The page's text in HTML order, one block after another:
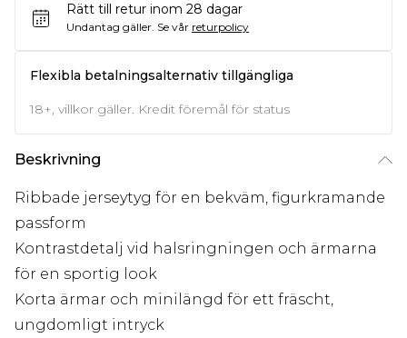
Rätt till retur inom 28 dagar
Undantag gäller. Se vår returpolicy
Flexibla betalningsalternativ tillgängliga
18+, villkor gäller. Kredit föremål för status
Beskrivning
Ribbade jerseytyg för en bekväm, figurkramande
passform
Kontrastdetalj vid halsringningen och ärmarna
för en sportig look
Korta ärmar och minilängd för ett fräscht,
ungdomligt intryck